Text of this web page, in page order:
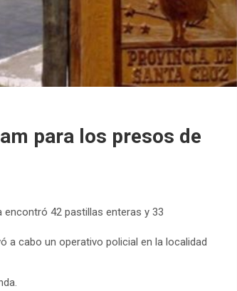
para los presos de
encontró 42 pastillas enteras y 33
a cabo un operativo policial en la localidad